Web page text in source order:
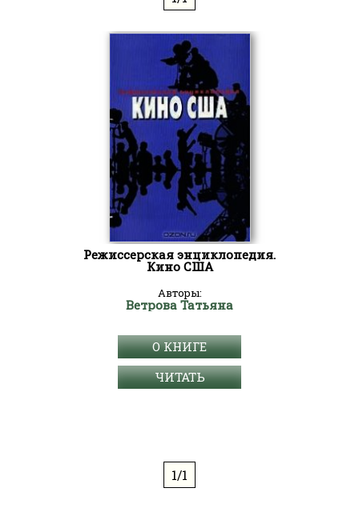
Режиссерская энциклопедия.
Кино США
Авторы:
Ветрова Татьяна
О КНИГЕ
ЧИТАТЬ
1/1